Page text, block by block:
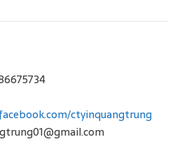
ctyinquangtrung